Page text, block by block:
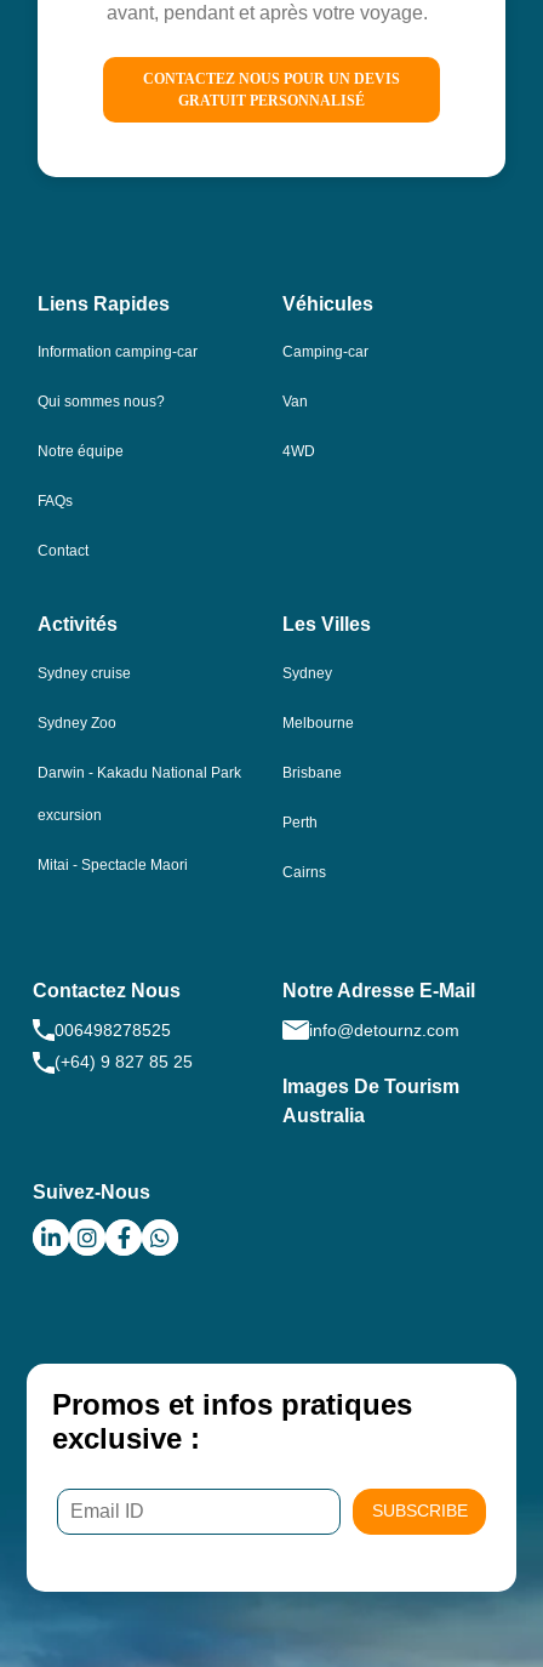
avant, pendant et après votre voyage.
CONTACTEZ NOUS POUR UN DEVIS
GRATUIT PERSONNALISÉ
Liens Rapides
Information camping-car
Qui sommes nous?
Notre équipe
FAQs
Contact
Véhicules
Camping-car
Van
4WD
Activités
Sydney cruise
Sydney Zoo
Darwin - Kakadu National Park
excursion
Mitai - Spectacle Maori
Les Villes
Sydney
Melbourne
Brisbane
Perth
Cairns
Contactez Nous
006498278525
(+64) 9 827 85 25
Notre Adresse E-Mail
info@detournz.com
Images De Tourism
Australia
Suivez-Nous
Promos et infos pratiques
exclusive :
SUBSCRIBE